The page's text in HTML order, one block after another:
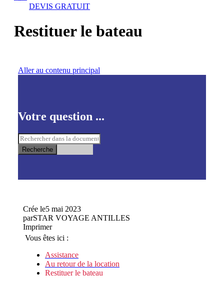
DEVIS GRATUIT
Restituer le bateau
Aller au contenu principal
Votre question ...
Recherche
Crée le5 mai 2023
parSTAR VOYAGE ANTILLES
Imprimer
Vous êtes ici :
Assistance
Au retour de la location
Restituer le bateau